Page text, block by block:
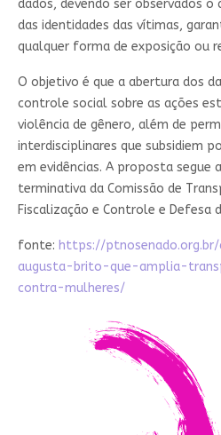
dados, devendo ser observados
das identidades das vítimas,
qualquer forma de exposição ou
O objetivo é que a abertura dos
controle social sobre as ações
violência de gênero, além de
interdisciplinares que subsidiem
em evidências. A proposta segue
terminativa da Comissão de
Fiscalização e Controle e Defesa
fonte: https://
augusta-brito-que-amplia-
contra-mulheres/